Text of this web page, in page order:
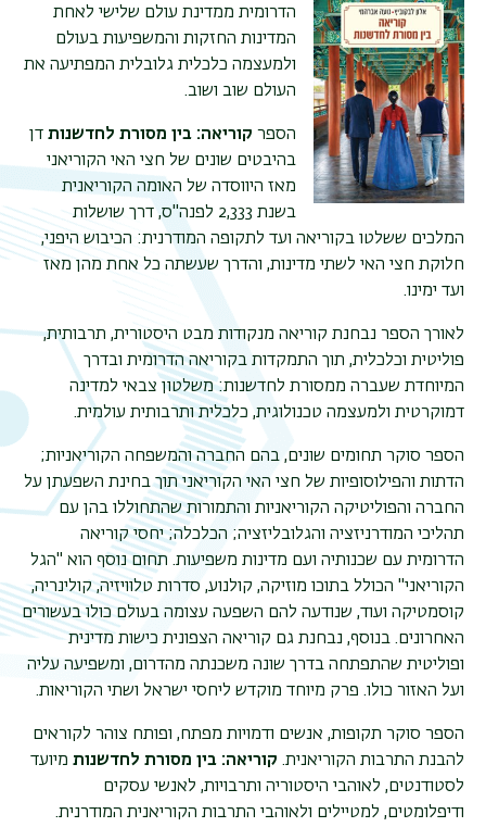
הדרומית ממדינת עולם שלישי לאחת
המדינות החזקות והמשפיעות בעולם
ולמעצמה כלכלית גלובלית המפתיעה את
העולם שוב ושוב.
הספר קוריאה: בין מסורת לחדשנות דן
בהיבטים שונים של חצי האי הקוריאני
מאז היווסדה של האומה הקוריאנית
בשנת 2,333 לפנה"ס, דרך שושלות
המלכים ששלטו בקוריאה ועד לתקופה המודרנית: הכיבוש היפני,
חלוקת חצי האי לשתי מדינות, והדרך שעשתה כל אחת מהן מאז
ועד ימינו.
לאורך הספר נבחנת קוריאה מנקודות מבט היסטורית, תרבותית,
פוליטית וכלכלית, תוך התמקדות בקוריאה הדרומית ובדרך
המיוחדת שעברה ממסורת לחדשנות: משלטון צבאי למדינה
דמוקרטית ולמעצמה טכנולוגית, כלכלית ותרבותית עולמית.
הספר סוקר תחומים שונים, בהם החברה והמשפחה הקוריאניות;
הדתות והפילוסופיות של חצי האי הקוריאני תוך בחינת השפעתן על
החברה והפוליטיקה הקוריאניות והתמורות שהתחוללו בהן עם
תהליכי המודרניזציה והגלובליזציה; הכלכלה; יחסי קוריאה
הדרומית עם שכנותיה ועם מדינות משפיעות. תחום נוסף הוא "הגל
הקוריאני" הכולל בתוכו מוזיקה, קולנוע, סדרות טלוויזיה, קולינריה,
קוסמטיקה ועוד, שנודעה להם השפעה עצומה בעולם כולו בעשורים
האחרונים. בנוסף, נבחנת גם קוריאה הצפונית כישות מדינית
ופוליטית שהתפתחה בדרך שונה משכנתה מהדרום, ומשפיעה עליה
ועל האזור כולו. פרק מיוחד מוקדש ליחסי ישראל ושתי הקוריאות.
הספר סוקר תקופות, אנשים ודמויות מפתח, ופותח צוהר לקוראים
להבנת התרבות הקוריאנית. קוריאה: בין מסורת לחדשנות מיועד
לסטודנטים, לאוהבי היסטוריה ותרבויות, לאנשי עסקים
ודיפלומטים, למטיילים ולאוהבי התרבות הקוריאנית המודרנית.